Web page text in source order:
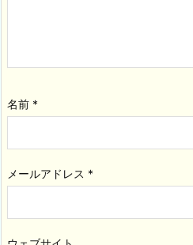
名前 *
メールアドレス *